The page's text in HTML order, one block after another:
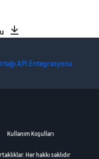
API Entegrasyonu
Kullanım Koşulları
Her hakkı saklıdır